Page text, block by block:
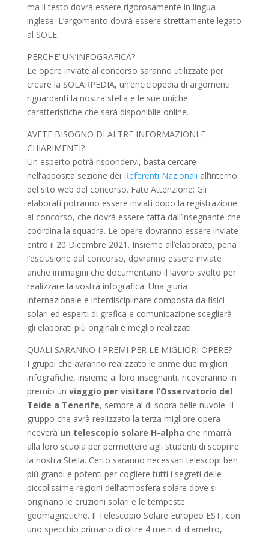
ma il testo dovrà essere rigorosamente in lingua
inglese. L’argomento dovrà essere strettamente legato
al SOLE.
PERCHE’ UN’INFOGRAFICA?
Le opere inviate al concorso saranno utilizzate per
creare la SOLARPEDIA, un’enciclopedia di argomenti
riguardanti la nostra stella e le sue uniche
caratteristiche che sarà disponibile online.
AVETE BISOGNO DI ALTRE INFORMAZIONI E
CHIARIMENTI?
Un esperto potrà rispondervi, basta cercare
nell’apposita sezione dei Referenti Nazionali all’interno
del sito web del concorso. Fate Attenzione: Gli
elaborati potranno essere inviati dopo la registrazione
al concorso, che dovrà essere fatta dall’insegnante che
coordina la squadra. Le opere dovranno essere inviate
entro il 20 Dicembre 2021. Insieme all’elaborato, pena
l’esclusione dal concorso, dovranno essere inviate
anche immagini che documentano il lavoro svolto per
realizzare la vostra infografica. Una giuria
internazionale e interdisciplinare composta da fisici
solari ed esperti di grafica e comunicazione sceglierà
gli elaborati più originali e meglio realizzati.
QUALI SARANNO I PREMI PER LE MIGLIORI OPERE?
I gruppi che avranno realizzato le prime due migliori
infografiche, insieme ai loro insegnanti, riceveranno in
premio un viaggio per visitare l’Osservatorio del
Teide a Tenerife, sempre al di sopra delle nuvole. Il
gruppo che avrà realizzato la terza migliore opera
riceverà un telescopio solare H-alpha che rimarrà
alla loro scuola per permettere agli studenti di scoprire
la nostra Stella. Certo saranno necessari telescopi ben
più grandi e potenti per cogliere tutti i segreti delle
piccolissime regioni dell’atmosfera solare dove si
originano le eruzioni solari e le tempeste
geomagnetiche. Il Telescopio Solare Europeo EST, con
uno specchio primario di oltre 4 metri di diametro,